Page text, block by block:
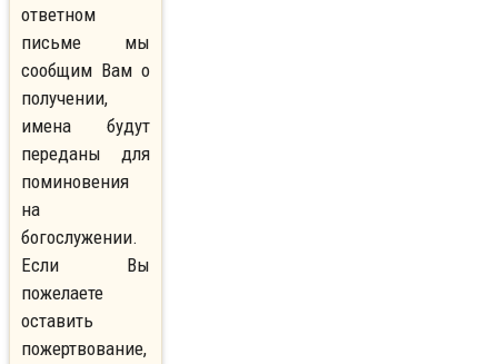
ответном
письме мы
сообщим Вам о
получении,
имена будут
переданы для
поминовения
на
богослужении.
Если Вы
пожелаете
оставить
пожертвование,